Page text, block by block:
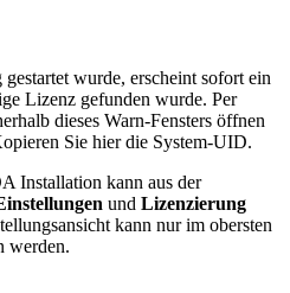
wurde, erscheint sofort ein
Lizenz gefunden wurde. Per
dieses Warn-Fensters öffnen
Sie hier die System-UID.
Installation kann aus der
und Lizenzierung
kann nur im obersten
werden.